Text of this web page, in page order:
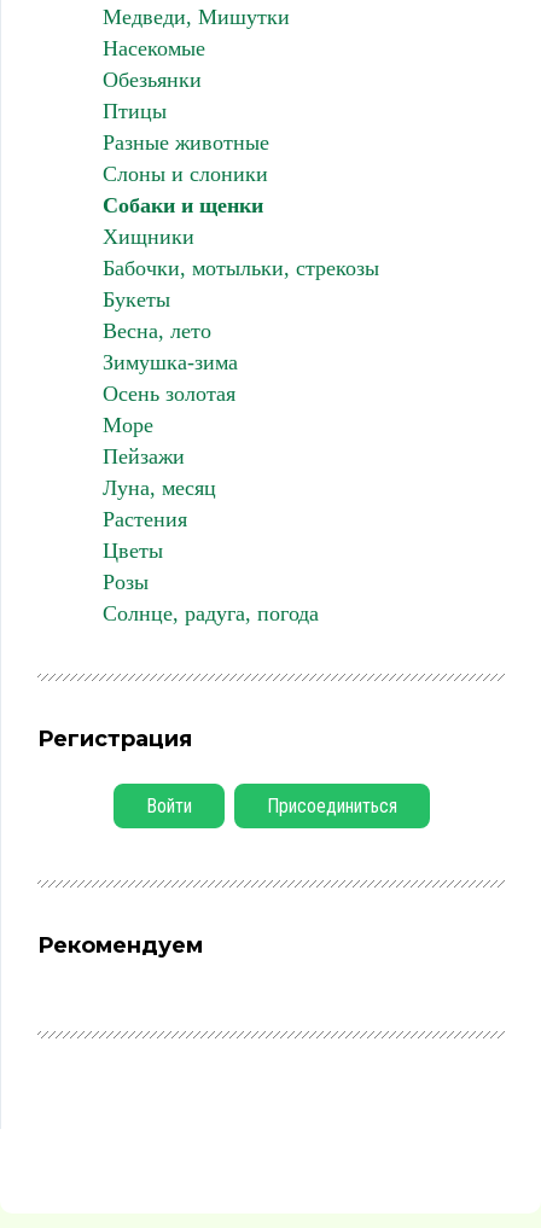
Медведи, Мишутки
Насекомые
Обезьянки
Птицы
Разные животные
Слоны и слоники
Собаки и щенки
Хищники
Бабочки, мотыльки, стрекозы
Букеты
Весна, лето
Зимушка-зима
Осень золотая
Море
Пейзажи
Луна, месяц
Растения
Цветы
Розы
Солнце, радуга, погода
Регистрация
Войти Присоединиться
Рекомендуем